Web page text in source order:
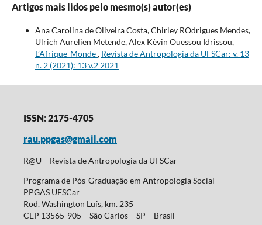
Artigos mais lidos pelo mesmo(s) autor(es)
Ana Carolina de Oliveira Costa, Chirley ROdrigues Mendes,
Ulrich Aurelien Metende, Alex Kèvin Ouessou Idrissou,
L’Afrique-Monde, Revista de Antropologia da UFSCar: v. 13
n. 2 (2021): 13 v.2 2021
ISSN: 2175-4705
rau.ppgas@gmail.com
R@U – Revista de Antropologia da UFSCar
Programa de Pós-Graduação em Antropologia Social –
PPGAS UFSCar
Rod. Washington Luís, km. 235
CEP 13565-905 – São Carlos – SP – Brasil